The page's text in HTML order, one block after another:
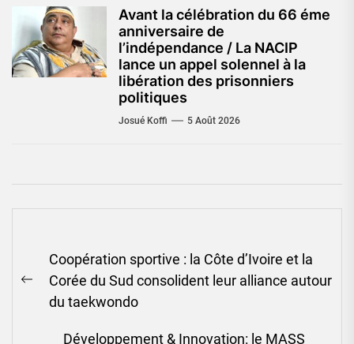
Avant la célébration du 66 éme
anniversaire de
l’indépendance / La NACIP
lance un appel solennel à la
libération des prisonniers
politiques
Josué Koffi 5 Août 2026
de
l’article
Previous
post:
Coopération sportive : la Côte d’Ivoire et la
Corée du Sud consolident leur alliance autour
du taekwondo
Développement & Innovation: le MASS